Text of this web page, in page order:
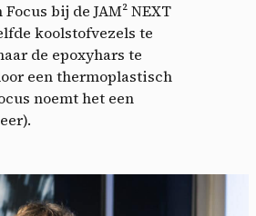
bij de JAM² NEXT
koolstofvezels te
de epoxyhars te
een thermoplastisch
noemt het een